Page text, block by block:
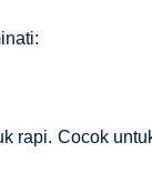
rapi. Cocok